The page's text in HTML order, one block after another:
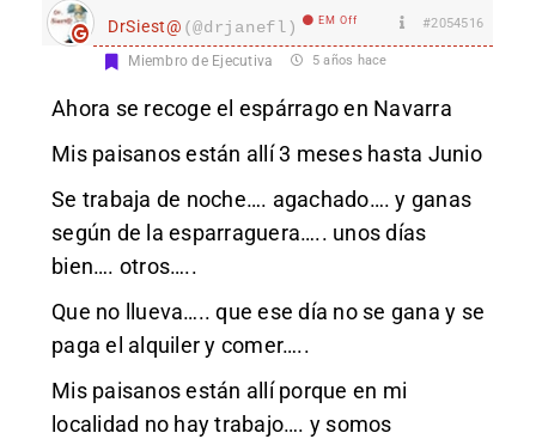
DrSiest@ (@drjanefl) EM Off #2054516
Miembro de Ejecutiva 5 años hace
Ahora se recoge el espárrago en Navarra
Mis paisanos están allí 3 meses hasta Junio
Se trabaja de noche…. agachado…. y ganas
según de la esparraguera….. unos días
bien…. otros…..
Que no llueva….. que ese día no se gana y se
paga el alquiler y comer…..
Mis paisanos están allí porque en mi
localidad no hay trabajo…. y somos